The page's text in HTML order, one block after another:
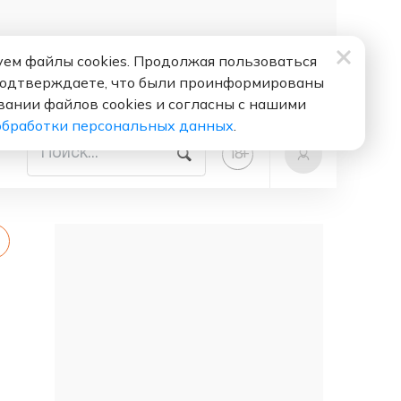
18+
файлы cookies. Продолжая пользоваться
что были проинформированы
файлов cookies и согласны с нашими
персональных данных.